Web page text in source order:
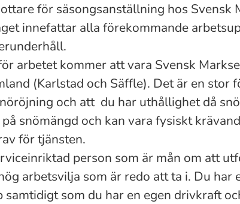
för säsongsanställning hos Svensk
innefattar alla förekommande
arbetet kommer att vara Svensk
(Karlstad och Säffle). Det är en stor
och att du har uthållighet då
snömängd och kan vara fysiskt
för tjänsten.
person som är mån om att
arbetsvilja som är redo att ta i. Du har
samtidigt som du har en egen drivkraft